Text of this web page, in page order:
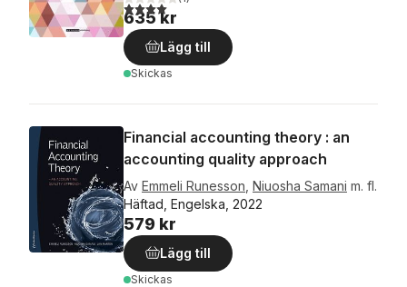
4,0utav 5 stjärnor. Totalt antal röster:
635 kr
Lägg till
Skickas
Financial accounting theory : an
accounting quality approach
Av Emmeli Runesson Niuosha Samani m. fl.
Häftad, Engelska, 2022
579 kr
Lägg till
Skickas